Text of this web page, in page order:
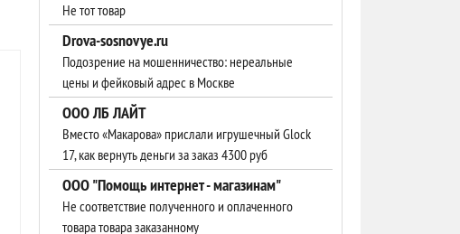
Не тот товар
Drova-sosnovye.ru
Подозрение на мошенничество: нереальные
цены и фейковый адрес в Москве
ООО ЛБ ЛАЙТ
Вместо «Макарова» прислали игрушечный Glock
17, как вернуть деньги за заказ 4300 руб
ООО "Помощь интернет - магазинам"
Не соответствие полученного и оплаченного
товара товара заказанному